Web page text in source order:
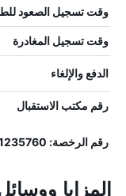
وقت تسجيل الصعود
وقت تسجيل المغادرة
الدفع والإلغاء
رقم مكتب الاستقبال
رقم الرخصة: 1235760